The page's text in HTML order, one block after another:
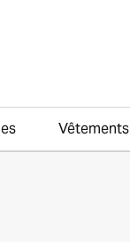
Vêtements